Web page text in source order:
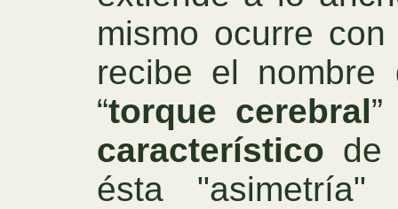
mismo ocurre
recibe el nombre
“torque cerebral
característico de
ésta